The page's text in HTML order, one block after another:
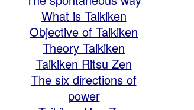
What is Taikiken
Objective of Taikiken
Theory Taikiken
Taikiken Ritsu Zen
The six directions of
power